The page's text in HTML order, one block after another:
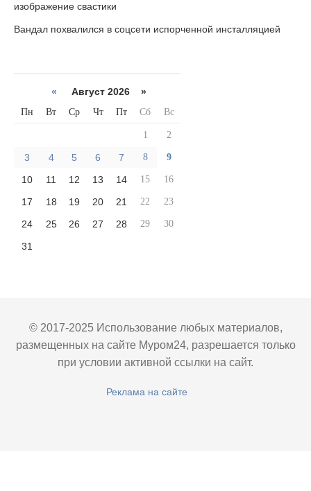
изображение свастики
Вандал похвалился в соцсети испорченной инсталляцией
« Август 2026 »
Пн Вт Ср Чт Пт Сб Вс
1 2
3 4 5 6 7 8 9
10 11 12 13 14 15 16
17 18 19 20 21 22 23
24 25 26 27 28 29 30
31
© 2017-2025 Использование любых материалов,
размещенных на сайте Муром24, разрешается только
при условии активной ссылки на сайт.
Реклама на сайте